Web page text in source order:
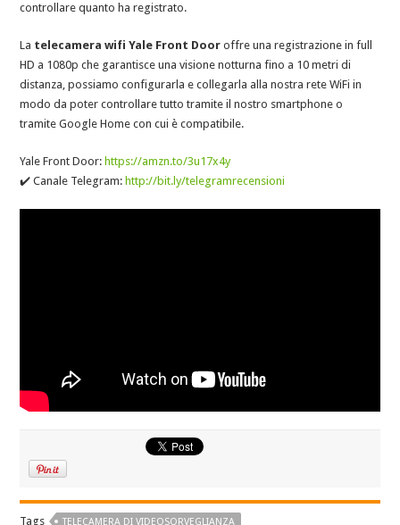
controllare quanto ha registrato.
La telecamera wifi Yale Front Door offre una registrazione in full
HD a 1080p che garantisce una visione notturna fino a 10 metri di
distanza, possiamo configurarla e collegarla alla nostra rete WiFi in
modo da poter controllare tutto tramite il nostro smartphone o
tramite Google Home con cui è compatibile.
Yale Front Door: https://amzn.to/3u17x4y​
✔️ Canale Telegram: http://bit.ly/telegramrecensioni​
Tags
TELECAMERA DI VIDEOSORVEGLIANZA